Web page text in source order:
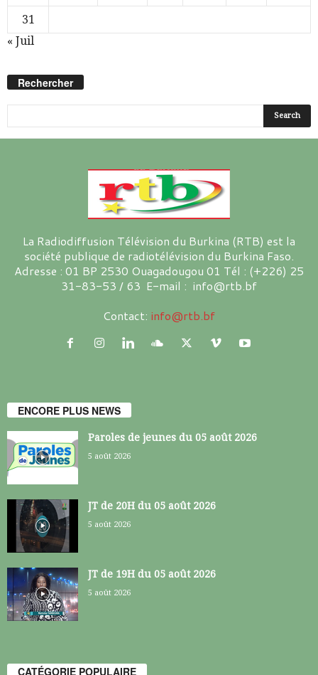
31
« Juil
Rechercher
La Radiodiffusion Télévision du Burkina (RTB) est la
société publique de radiotélévision du Burkina Faso.
Adresse : 01 BP 2530 Ouagadougou 01 Tél : (+226) 25
31-83-53 / 63 E-mail : info@rtb.bf
Contact: info@rtb.bf
ENCORE PLUS NEWS
Paroles de jeunes du 05 août 2026
5 août 2026
JT de 20H du 05 août 2026
5 août 2026
JT de 19H du 05 août 2026
5 août 2026
CATÉGORIE POPULAIRE